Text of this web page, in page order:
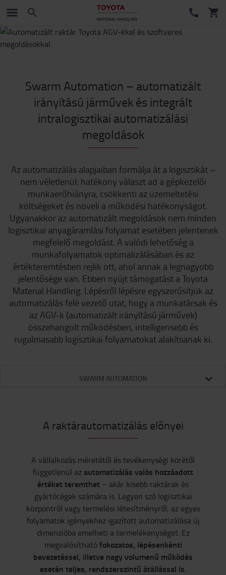
Swarm Automation – automatizált
irányítású járművek és integrált
intralogisztikai automatizálási
megoldások
Az automatizálás alapjaiban formálja át a logisztikát –
nem véletlenül: hatékony választ ad a gépkezelői
munkaerőhiányra, csökkenti az üzemeltetési
költségeket és növeli a működési hatékonyságot.
Ugyanakkor az automatizált megoldások nem minden
logisztikai anyagáramlási folyamat esetében jelentenek
megfelelő megoldást. A valódi lehetőség a
munkafolyamatok optimalizálásában és az
értékteremtésben rejlik ott, ahol annak a legnagyobb
jelentősége van. Ebben nyújt támogatást a Toyota
Material Handling. Lépésről lépésre egyszerűsítjük az
automatizálás felé vezető utat, hogy a munkatársak és
az AGV-k (automatizált irányítású járművek)
összehangolt működésben, intelligensebb és
rugalmasabb logisztikai folyamatokat alakítsanak ki.
SWARM AUTOMATION
A raktárautomatizálás előnyei
A vállalkozás méretétől és tevékenységi körétől
függetlenül az automatizálás valós hozzáadott
értéket teremthet – akár kisebb raktárak és
gyártócégek számára is. Legyen szó logisztikai
központról vagy termelési létesítményről, az egyes
folyamatok igényekhez igazított automatizálása új
dimenzióba emelheti a termelékenységet. Ez
megvalósíthatófokozatos, lépésenkénti
bevezetéssel, illetve nagy volumenű működés
esetén teljes, rendszerszintű átállással is.